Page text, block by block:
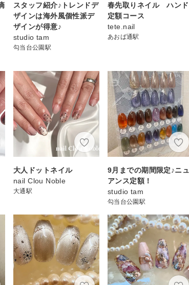
スタッフ紹介♪トレンドデ
ザインは海外風個性派デ
ザインが得意♪
studio tam
勾当台公園駅
春先取りネイル ハンド
定額コース
tete.nail
あおば通駅
大人ドットネイル
nail Clou Noble
大通駅
9月までの期間限定♪ニュ
アンス定額！
studio tam
勾当台公園駅